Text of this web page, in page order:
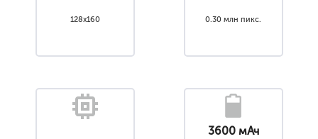
128x160 0.30 млн пикс.
3600 мАч